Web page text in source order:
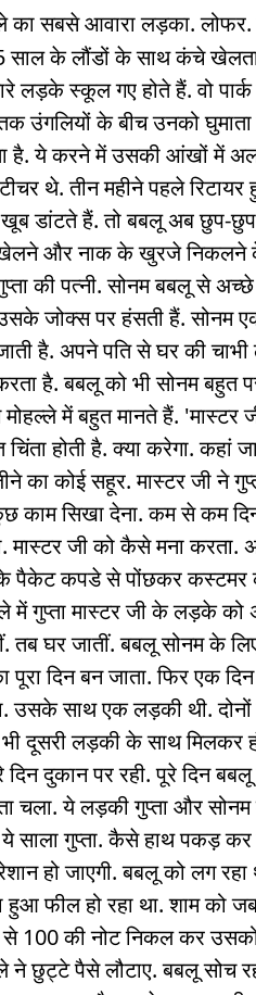
का सबसे आवारा लड़का.
साल के लौंडों के साथ कंचे खेलता
लड़के स्कूल गए होते हैं. वो
उंगलियों के बीच उनको घुमाता
है. ये करने में उसकी आंखों में
थे. तीन महीने पहले
डांटते हैं. तो बबलू अब छुप-छुप
खेलने और नाक के खुरजे
की पत्नी. सोनम बबलू से
जोक्स पर हंसती हैं. सोनम
है. अपने पति से घर की
है. बबलू को भी सोनम
में बहुत मानते हैं.
होती है. क्या करेगा. कहां
का कोई सहूर. मास्टर जी ने
काम सिखा देना. कम से कम
मास्टर जी को कैसे मना
पैकेट कपडे से पोंछकर कस्टमर
गुप्ता मास्टर जी के लड़के को
तब घर जातीं. बबलू सोनम के
दिन बन जाता. फिर एक
उसके साथ एक लड़की थी.
दूसरी लड़की के साथ
दुकान पर रही. पूरे दिन
चला. ये लड़की गुप्ता और
साला गुप्ता. कैसे हाथ पकड़ कर
हो जाएगी. बबलू को लग
फील हो रहा था. शाम को
100 की नोट निकल कर
छुट्टे पैसे लौटाए. बबलू सोच